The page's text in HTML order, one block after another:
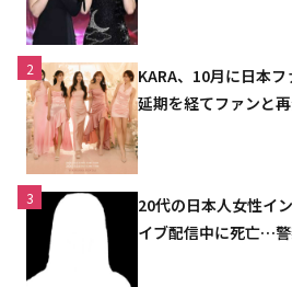
2
KARA、10月に日本
延期を経てファンと
3
20代の日本人女性イ
イブ配信中に死亡…